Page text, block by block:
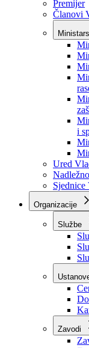
Vlada
Vlada
Premijer
Članovi
i
Ured
Sjednice
Organizacije
Službe